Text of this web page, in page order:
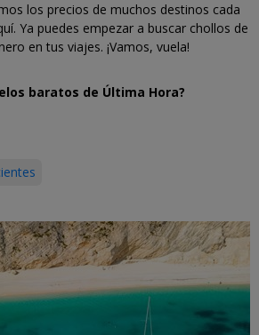
los precios de muchos destinos cada
Ya puedes empezar a buscar chollos de
en tus viajes. ¡Vamos, vuela!
baratos de Última Hora?